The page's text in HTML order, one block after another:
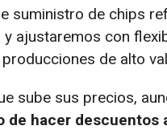
suministro de chips
ajustaremos con
de alto
sube sus precios,
de hacer descuentos